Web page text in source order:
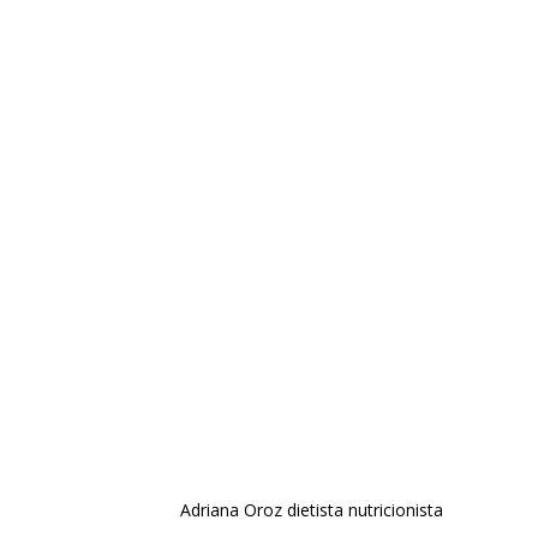
Adriana Oroz dietista nutricionista